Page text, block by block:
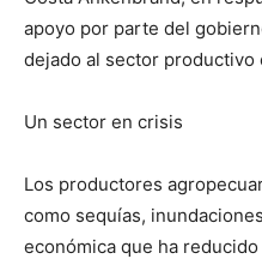
apoyo por parte del
dejado al sector productivo
Un sector en crisis
Los productores
como sequías,
económica que ha